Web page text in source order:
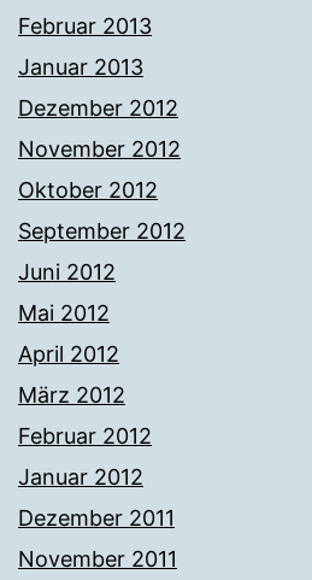
Februar 2013
Januar 2013
Dezember 2012
November 2012
Oktober 2012
September 2012
Juni 2012
Mai 2012
April 2012
März 2012
Februar 2012
Januar 2012
Dezember 2011
November 2011